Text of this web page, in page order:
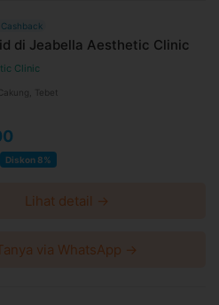
di Jeabella Aesthetic Clinic
Clinic
Tebet
Diskon 8%
Lihat detail →
via WhatsApp →